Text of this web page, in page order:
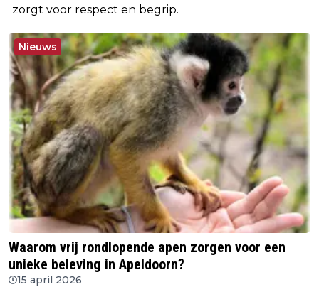
zorgt voor respect en begrip.
Nieuws
Waarom vrij rondlopende apen zorgen voor een
unieke beleving in Apeldoorn?
15 april 2026